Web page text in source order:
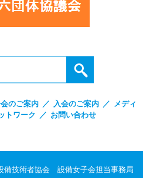
のご案内 ／ 入会のご案内 ／
メディ
トワーク ／ お問い合わせ
備技術者協会 設備女子会担当事務局